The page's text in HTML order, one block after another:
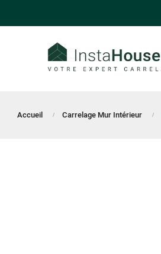
Accueil Carrelage Mur Intérieur